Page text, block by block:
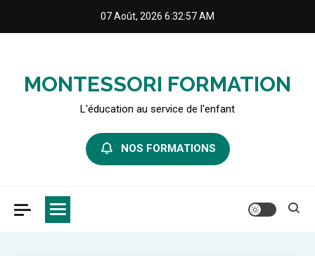
07 Août, 2026 6:32:59 AM
MONTESSORI FORMATION
L'éducation au service de l'enfant
NOS FORMATIONS